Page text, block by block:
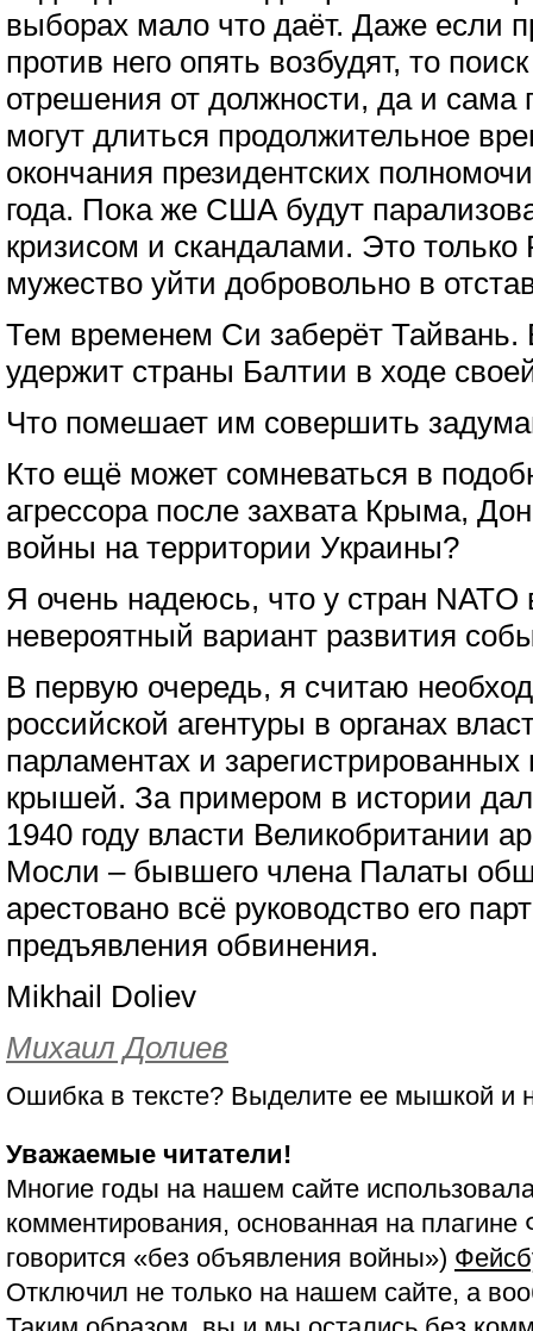
выборах мало что даёт. Даже если
против него опять возбудят, то
отрешения от должности, да и сама
могут длиться продолжительное
окончания президентских
года. Пока же США будут
кризисом и скандалами. Это
мужество уйти добровольно в
Тем временем Си заберёт Тайвань.
удержит страны Балтии в ходе
Что помешает им совершить
Кто ещё может сомневаться в
агрессора после захвата Крыма,
войны на территории Украины?
Я очень надеюсь, что у стран NATO
невероятный вариант развития
В первую очередь, я считаю
российской агентуры в органах
парламентах и зарегистрированных
крышей. За примером в истории
1940 году власти Великобритании
Мосли – бывшего члена Палаты
арестовано всё руководство его
предъявления обвинения.
Mikhail Doliev
Михаил Долиев
Ошибка в тексте? Выделите ее мышкой и
Уважаемые читатели!
Многие годы на нашем сайте
комментирования, основанная на
говорится «без объявления войны»)
Отключил не только на нашем сайте, а